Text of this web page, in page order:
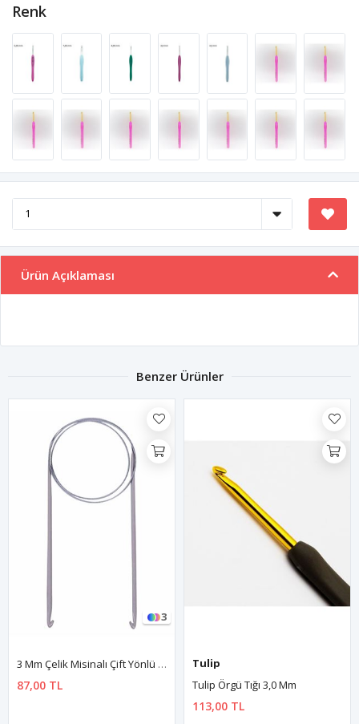
Renk
Ürün Açıklaması
Benzer Ürünler
3
3 Mm Çelik Misinalı Çift Yönlü Tığ Tunus İşi Tığı 80 Cm
87,00 TL
Tulip
Tulip Örgü Tığı 3,0 Mm
113,00 TL